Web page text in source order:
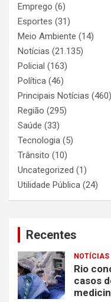
Emprego (6)
Esportes (31)
Meio Ambiente (14)
Notícias (21.135)
Policial (163)
Política (46)
Principais Notícias (460)
Região (295)
Saúde (33)
Tecnologia (5)
Trânsito (10)
Uncategorized (1)
Utilidade Pública (24)
Recentes
NOTÍCIAS
Rio
casos